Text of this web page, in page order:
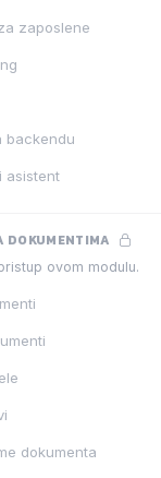
zaposlene
backendu
asistent
DOKUMENTIMA
ovom modulu.
dokumenta